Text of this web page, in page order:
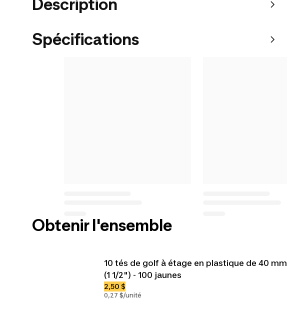
Description
Spécifications
Obtenir l'ensemble
10 tés de golf à étage en plastique de 40 mm
(1 1/2") - 100 jaunes
2,50 $
0,27 $/unité